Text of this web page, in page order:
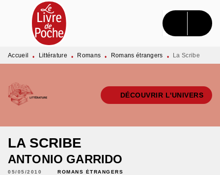
MENU RECHERCHE CONTENU
PIED DE PAGE
Accueil • Littérature • Romans • Romans étrangers • La Scribe
DÉCOUVRIR L'UNIVERS
LA SCRIBE
ANTONIO GARRIDO
05/05/2010 ROMANS ÉTRANGERS